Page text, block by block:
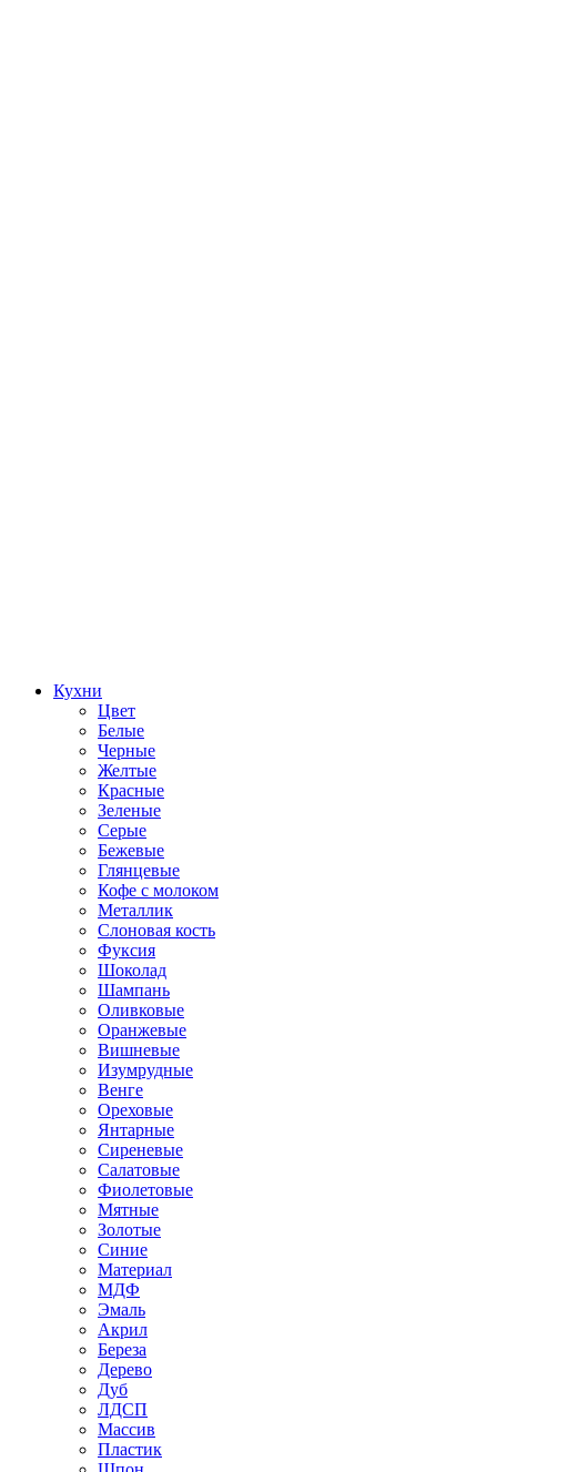
Кухни
Цвет
Белые
Черные
Желтые
Красные
Зеленые
Серые
Бежевые
Глянцевые
Кофе с молоком
Металлик
Слоновая кость
Фуксия
Шоколад
Шампань
Оливковые
Оранжевые
Вишневые
Изумрудные
Венге
Ореховые
Янтарные
Сиреневые
Салатовые
Фиолетовые
Мятные
Золотые
Синие
Материал
МДФ
Эмаль
Акрил
Береза
Дерево
Дуб
ЛДСП
Массив
Пластик